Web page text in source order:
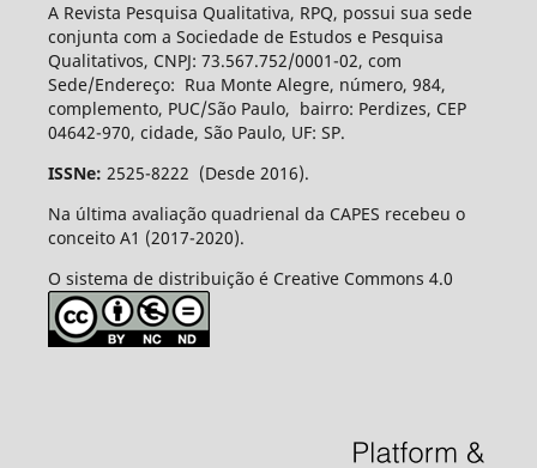
A Revista Pesquisa Qualitativa, RPQ, possui sua sede
conjunta com a Sociedade de Estudos e Pesquisa
Qualitativos, CNPJ: 73.567.752/0001-02, com
Sede/Endereço: Rua Monte Alegre, número, 984,
complemento, PUC/São Paulo, bairro: Perdizes, CEP
04642-970, cidade, São Paulo, UF: SP.
ISSNe: 2525-8222 (Desde 2016).
Na última avaliação quadrienal da CAPES recebeu o
conceito A1 (2017-2020).
O sistema de distribuição é Creative Commons 4.0